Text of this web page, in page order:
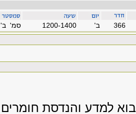
סמ' ב' 1200-1400 'ב 366